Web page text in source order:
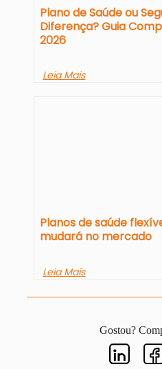
Plano de Saúde ou
Diferença? Guia
2026
Leia Mais
Planos de saúde
mudará no mercado
Leia Mais
Gostou?